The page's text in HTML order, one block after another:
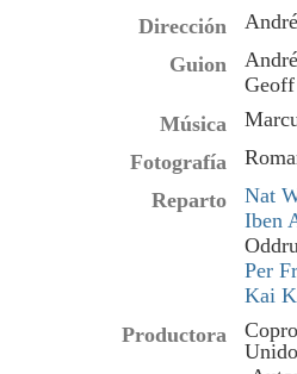
Dirección
Guion
Música
Fotografía
Reparto
Nat
Iben
Per
Kai
Productora